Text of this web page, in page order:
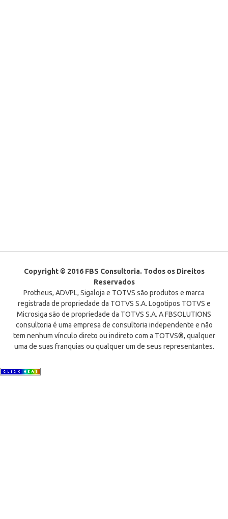
Copyright © 2016 FBS Consultoria. Todos os Direitos
Reservados
Protheus, ADVPL, Sigaloja e TOTVS são produtos e marca
registrada de propriedade da TOTVS S.A. Logotipos TOTVS e
Microsiga são de propriedade da TOTVS S.A. A FBSOLUTIONS
consultoria é uma empresa de consultoria independente e não
tem nenhum vínculo direto ou indireto com a TOTVS®, qualquer
uma de suas franquias ou qualquer um de seus representantes.